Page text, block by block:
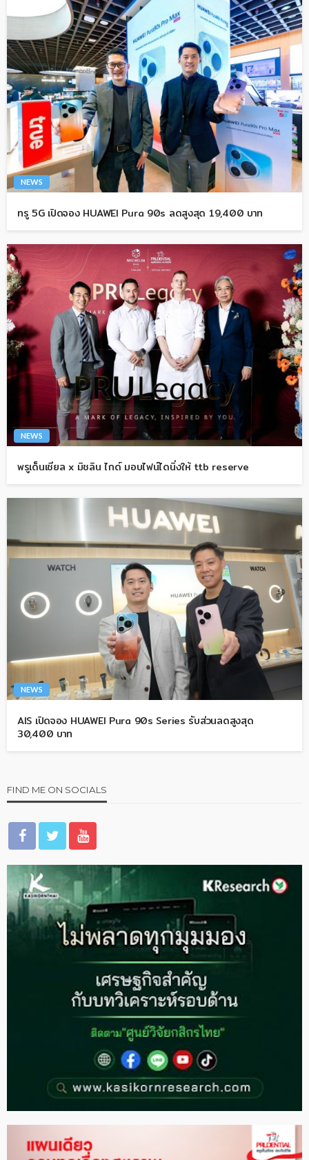
NEWS
ทรู 5G เปิดจอง HUAWEI Pura 90s ลดสูงสุด 19,400 บาท
NEWS
พรูเด็นเชียล x มิชลิน ไกด์ มอบไฟน์ไดนิ่งให้ ttb reserve
NEWS
AIS เปิดจอง HUAWEI Pura 90s Series รับส่วนลดสูงสุด
30,400 บาท
FIND ME ON SOCIALS